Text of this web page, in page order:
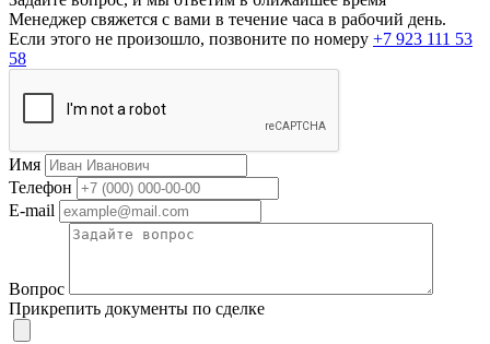
Менеджер свяжется с вами в течение часа в рабочий день.
Если этого не произошло, позвоните по номеру +7 923 111 53
58
Имя
Телефон
E-mail
Вопрос
Прикрепить документы по сделке